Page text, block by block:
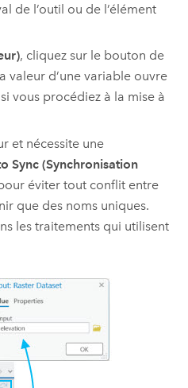
de l’outil ou de l’élément
, cliquez sur le bouton de
valeur d’une variable ouvre
vous procédiez à la mise à
et nécessite une
Sync (Synchronisation
éviter tout conflit entre
que des noms uniques.
les traitements qui utilisent